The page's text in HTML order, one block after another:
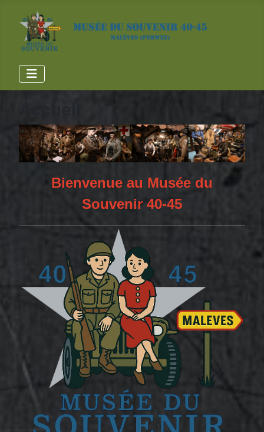
Bienvenue au Musée du
Souvenir 40-45